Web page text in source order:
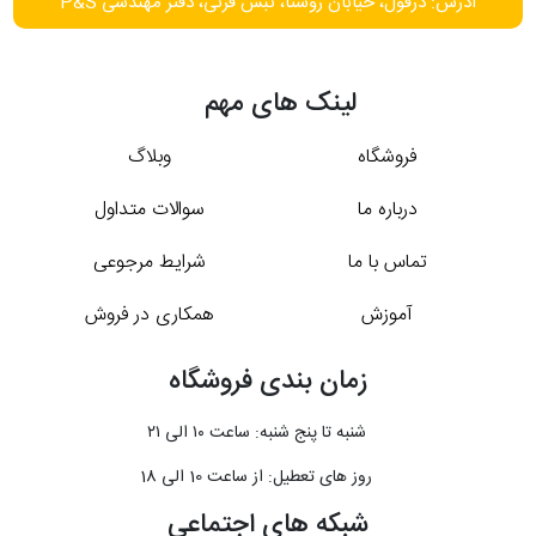
لینک های مهم
فروشگاه
وبلاگ
درباره ما
سوالات متداول
تماس با ما
شرایط مرجوعی
آموزش
همکاری در فروش
زمان بندی فروشگاه
شنبه تا پنج شنبه: ساعت ۱۰ الی ۲۱
روز های تعطیل: از ساعت 10 الی 18
شبکه های اجتماعی